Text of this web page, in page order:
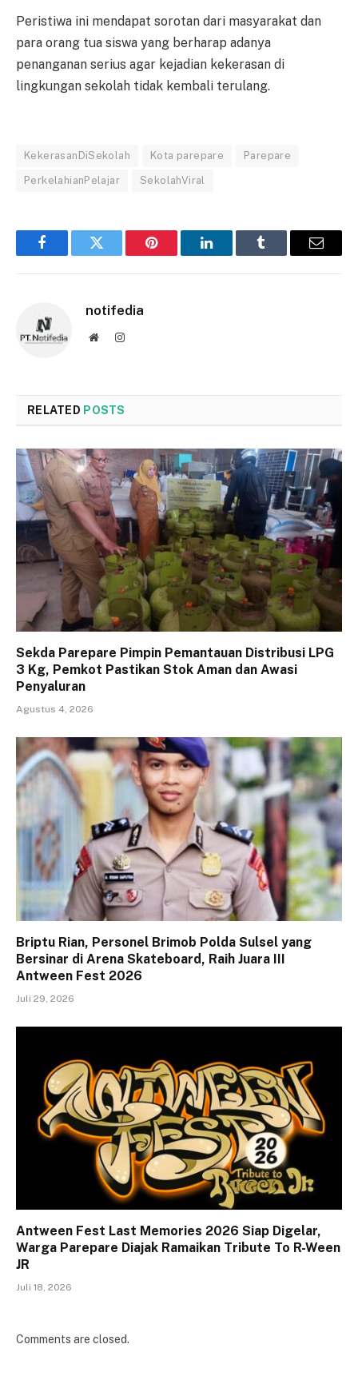
Peristiwa ini mendapat sorotan dari masyarakat dan
para orang tua siswa yang berharap adanya
penanganan serius agar kejadian kekerasan di
lingkungan sekolah tidak kembali terulang.
KekerasanDiSekolah Kota parepare Parepare
PerkelahianPelajar SekolahViral
FacebookTwitter Pinterest LinkedInTumblr Email
notifedia
WebsiteInstagram
RELATED POSTS
Sekda Parepare Pimpin Pemantauan Distribusi LPG
3 Kg, Pemkot Pastikan Stok Aman dan Awasi
Penyaluran
Agustus 4, 2026
Briptu Rian, Personel Brimob Polda Sulsel yang
Bersinar di Arena Skateboard, Raih Juara III
Antween Fest 2026
Juli 29, 2026
Antween Fest Last Memories 2026 Siap Digelar,
Warga Parepare Diajak Ramaikan Tribute To R-Ween
JR
Juli 18, 2026
Comments are closed.